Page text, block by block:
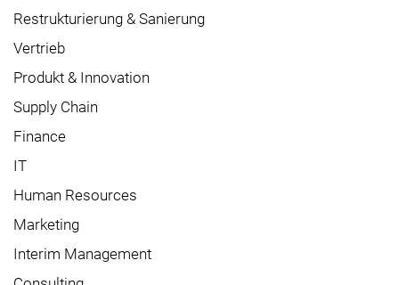
Restrukturierung & Sanierung
Vertrieb
Produkt & Innovation
Supply Chain
Finance
IT
Human Resources
Marketing
Interim Management